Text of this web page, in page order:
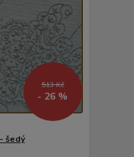
513 Kč
- 26 %
šedý